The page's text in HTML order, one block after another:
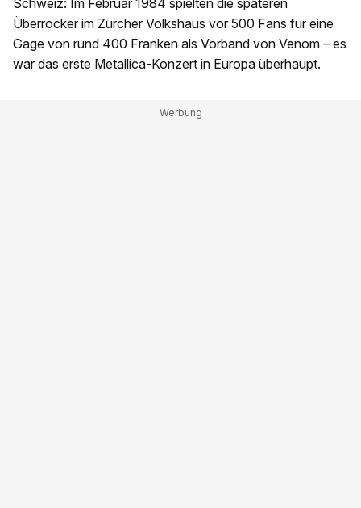
Schweiz: Im Februar 1984 spielten die späteren
Überrocker im Zürcher Volkshaus vor 500 Fans für eine
Gage von rund 400 Franken als Vorband von Venom – es
war das erste Metallica-Konzert in Europa überhaupt.